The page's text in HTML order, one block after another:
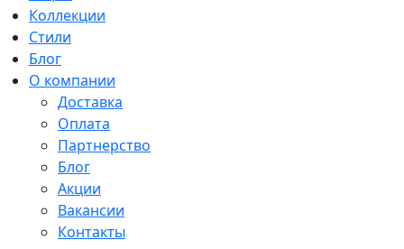
Коллекции
Стили
Блог
О компании
Доставка
Оплата
Партнерство
Блог
Акции
Вакансии
Контакты